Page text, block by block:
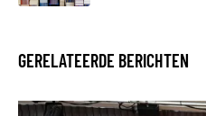
GERELATEERDE BERICHTEN